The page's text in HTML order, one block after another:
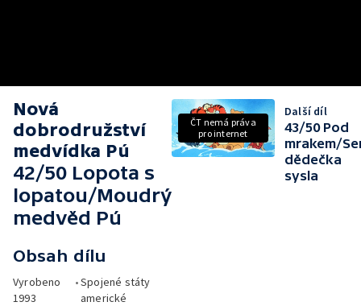
Nová
dobrodružství
medvídka Pú
42/50 Lopota s
lopatou/Moudrý
medvěd Pú
Obsah dílu
Vyrobeno
1993
•Spojené státy
americké
ČT nemá práva
pro internet
Další díl
43/50 Pod
mrakem/
dědečka
sysla